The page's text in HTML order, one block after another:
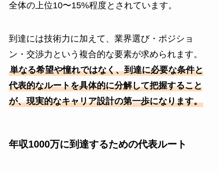
全体の上位10〜15%程度とされています。
到達には技術力に加えて、業界選び・ポジショ
ン・交渉力という複合的な要素が求められます。
単なる希望や憧れではなく、到達に必要な条件と
代表的なルートを具体的に分解して把握すること
が、現実的なキャリア設計の第一歩になります。
年収1000万に到達するための代表ルート